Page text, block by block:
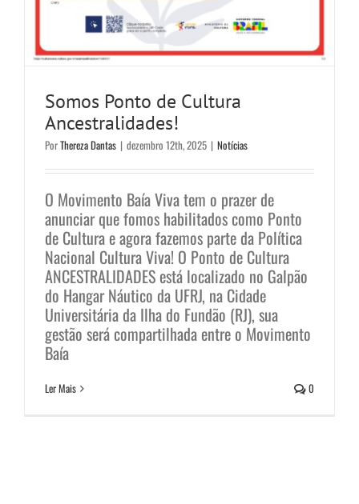
Somos Ponto de Cultura
Ancestralidades!
PorThereza Dantas | dezembro 12th, 2025 | Notícias
O Movimento Baía Viva tem o prazer de
anunciar que fomos habilitados como Ponto
de Cultura e agora fazemos parte da Política
Nacional Cultura Viva! O Ponto de Cultura
ANCESTRALIDADES está localizado no Galpão
do Hangar Náutico da UFRJ, na Cidade
Universitária da Ilha do Fundão (RJ), sua
gestão será compartilhada entre o Movimento
Baía
Ler Mais 0